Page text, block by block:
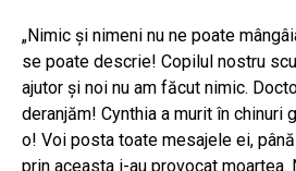
„Nimic şi nimeni nu ne poate
se poate descrie! Copilul nostru
ajutor şi noi nu am făcut nimic.
deranjăm! Cynthia a murit în chinuri
o! Voi posta toate mesajele ei,
prin aceasta i-au provocat moartea.